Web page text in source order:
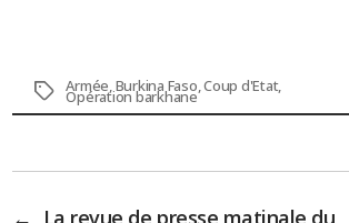
Étiquettes
Armée,Burkina Faso,Coup d'Etat,
Opération barkhane
←
La revue de presse matinale du